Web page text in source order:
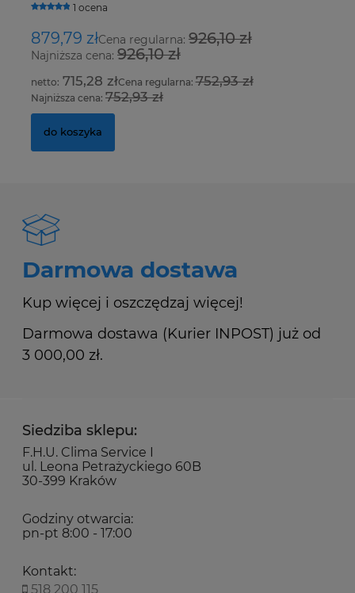
1 ocena
879,79 złCena regularna: 926,10 zł
Najniższa cena: 926,10 zł
715,28 złCena regularna:752,93 zł
Najniższa cena: 752,93 zł
do koszyka
Darmowa dostawa
Kup więcej i oszczędzaj więcej!
Darmowa dostawa (Kurier INPOST) już od
3 000,00 zł.
Siedziba sklepu:
F.H.U. Clima Service I
ul. Leona Petrażyckiego 60B
30-399 Kraków
Godziny otwarcia:
pn-pt 8:00 - 17:00
Kontakt:
518 200 115